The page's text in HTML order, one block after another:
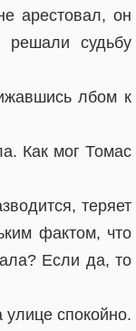
арестовал, он
решали судьбу
лбом к
Как мог Томас
теряет
фактом, что
Если да, то
спокойно.